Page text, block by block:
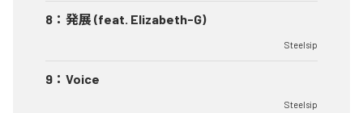
8 ： 発展 (feat. Elizabeth-G)
Steelsip
9 ： Voice
Steelsip